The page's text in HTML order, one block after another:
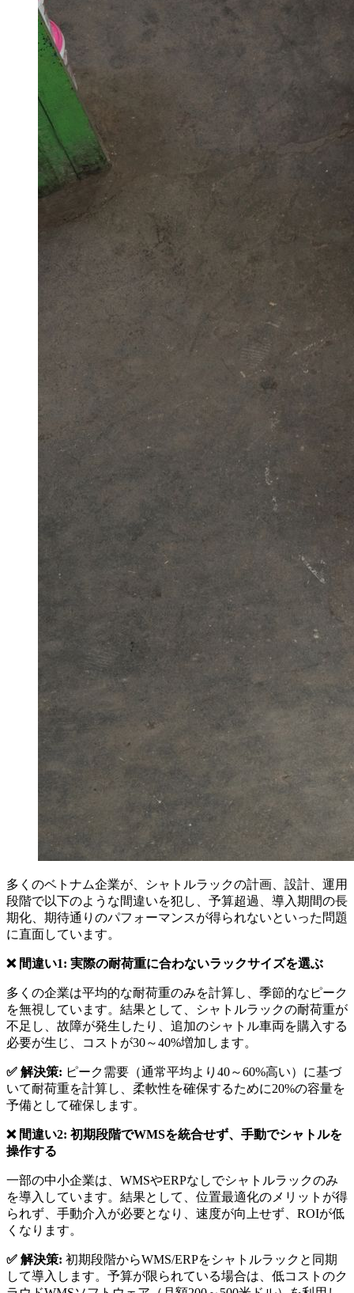
多くのベトナム企業が、シャトルラックの計画、設計、運用
段階で以下のような間違いを犯し、予算超過、導入期間の長
期化、期待通りのパフォーマンスが得られないといった問題
に直面しています。
❌ 間違い1: 実際の耐荷重に合わないラックサイズを選ぶ
多くの企業は平均的な耐荷重のみを計算し、季節的なピーク
を無視しています。結果として、シャトルラックの耐荷重が
不足し、故障が発生したり、追加のシャトル車両を購入する
必要が生じ、コストが30～40%増加します。
✅ 解決策: ピーク需要（通常平均より40～60%高い）に基づ
いて耐荷重を計算し、柔軟性を確保するために20%の容量を
予備として確保します。
❌ 間違い2: 初期段階でWMSを統合せず、手動でシャトルを
操作する
一部の中小企業は、WMSやERPなしでシャトルラックのみ
を導入しています。結果として、位置最適化のメリットが得
られず、手動介入が必要となり、速度が向上せず、ROIが低
くなります。
✅ 解決策: 初期段階からWMS/ERPをシャトルラックと同期
して導入します。予算が限られている場合は、低コストのク